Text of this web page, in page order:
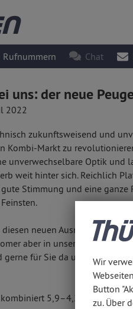
Rufnummern Chat
uns: der neue
2022
zukunftsweisend und
Kombi-Markt zu
unverwechselbare Optik und
weit hinter sich. Reichlich
Stimmung und eine
neuen Ausnahme-
aber in unserem Thüllen-
gerne für Sie da und erklären
5,9–4,2 l/100 km;
Wir
Button
zu. Über